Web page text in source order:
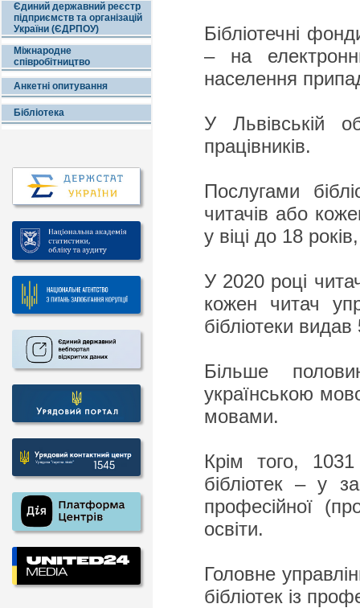
Єдиний державний реєстр
підприємств та організацій
України (ЄДРПОУ)
Міжнародне
співробітництво
Анкетні опитування
Бібліотека
Бібліотечні
– на
населення
У Львівській
працівників.
Послугами
читачів або
у віці до 18
У 2020 році
кожен читач
бібліотеки
Більше
українською
мовами.
Крім того,
бібліотек – у
професійної
освіти.
Головне
бібліотек із